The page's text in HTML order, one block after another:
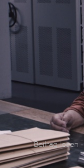
Beitrag lesen -